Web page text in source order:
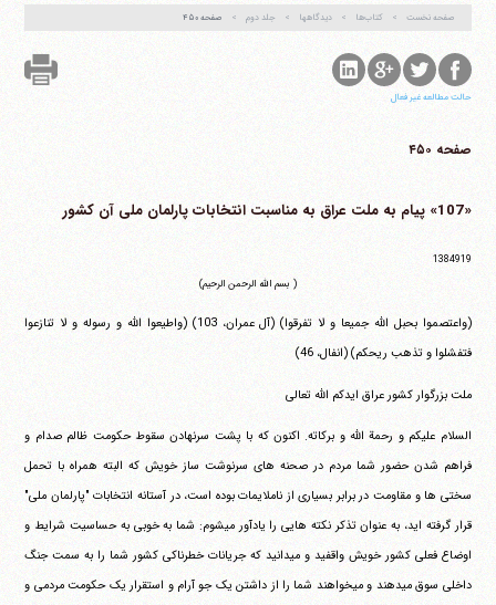
صفحه نخست کتاب‌ها دیدگاهها جلد دوم صفحه ۴۵۰
حالت مطالعه غیر فعال
صفحه ۴۵۰
«107» پیام به ملت عراق به مناسبت انتخابات پارلمان ملی آن کشور
1384919
( بسم الله الرحمن الرحیم)
(واعتصموا بحبل الله جمیعا و لا تفرقوا) (آل عمران، 103)
(واطیعوا الله و رسوله و لا تنازعوا
فتفشلوا و تذهب ریحکم)(انفال، 46)
ملت بزرگوار کشور عراق ایدکم الله تعالی
السلام علیکم و رحمة الله و برکاته. اکنون که با پشت سرنهادن سقوط حکومت ظالم صدام و
فراهم شدن حضور شما مردم در صحنه های سرنوشت ساز خویش که البته همراه با تحمل
سختی ها و مقاومت در برابر بسیاری از ناملایمات بوده است، در آستانه انتخابات "پارلمان ملی"
قرار گرفته اید، به عنوان تذکر نکته هایی را یادآور می‎شوم: شما به خوبی به حساسیت شرایط و
اوضاع فعلی کشور خویش واقفید و می‎دانید که جریانات خطرناکی کشور شما را به سمت جنگ
داخلی سوق می‎دهند و می‎خواهند شما را از داشتن یک جو آرام و استقرار یک حکومت مردمی و